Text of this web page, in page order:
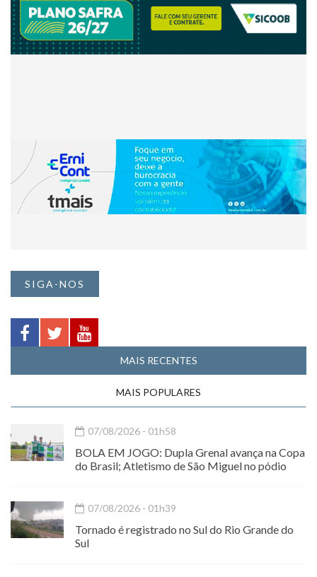
SIGA-NOS
MAIS RECENTES
MAIS POPULARES
07/08/2026 - 01h58
BOLA EM JOGO: Dupla Grenal avança na Copa
do Brasil; Atletismo de São Miguel no pódio
07/08/2026 - 01h39
Tornado é registrado no Sul do Rio Grande do
Sul